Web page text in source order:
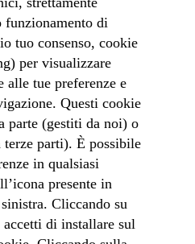
Acea
funzionamento di
tuo consenso, cookie
per visualizzare
alle tue preferenze e
Questi cookie
parte (gestiti da noi) o
parti). È possibile
in qualsiasi
presente in
Cliccando su
di installare sul